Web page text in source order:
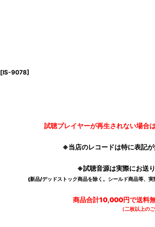
[IS-9078]
試聴プレイヤーが再生されない場合
※当店のレコードは特に表記
※試聴音源は実際にお送
(新品/デッドストック商品を除く。シールド商品等、
商品合計10,000円で送料
（二枚以上の